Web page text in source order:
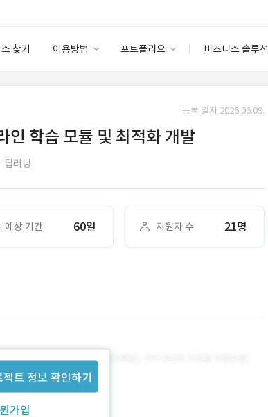
찾기 이용방법 포트폴리오 비즈니스 솔루션
이용요금
고객센터
안심 코드 케어
등록 일자 2026.06.09.
학습 모듈 및 최적화 개발
딥러닝
예상 기간 60일 지원자 수 21명
트 정보 확인하기
가입